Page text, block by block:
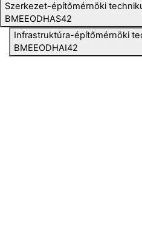
Szerkezet-építőmérnöki
BMEEODHAS42
Infrastruktúra-építőmérnöki
BMEEODHAI42